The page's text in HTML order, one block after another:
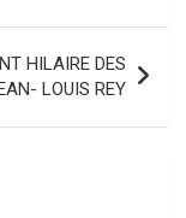
HILAIRE DES
LOUIS REY